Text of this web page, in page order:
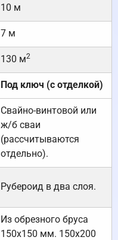
10 м
7 м
130 м2
Под ключ (с отделкой)
Свайно-винтовой или
ж/б сваи
(рассчитываются
отдельно).
Рубероид в два слоя.
Из обрезного бруса
150х150 мм. 150х200